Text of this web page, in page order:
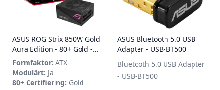
ASUS ROG Strix 850W Gold
Aura Edition - 80+ Gold -
ATX 3.0
Formfaktor: ATX
Modulärt: Ja
80+ Certifiering: Gold
ASUS Bluetooth 5.0 USB
Adapter - USB-BT500
Bluetooth 5.0 USB Adapter
- USB-BT500